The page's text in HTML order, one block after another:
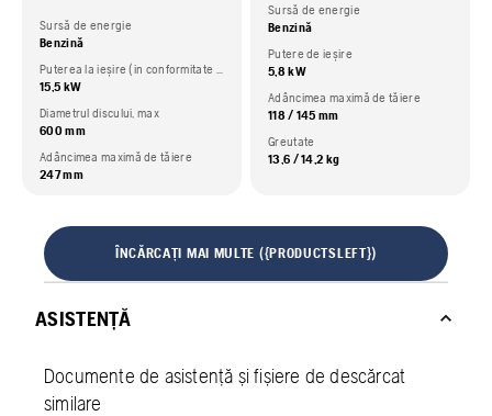
Sursă de energie
Benzină
15,5 kW
Diametrul discului, max
600 mm
Adâncimea maximă de tăiere
247 mm
Sursă de energie
Benzină
Putere de ieșire
5,8 kW
Adâncimea maximă de tăiere
118 / 145 mm
Greutate
13,6 / 14,2 kg
ÎNCĂRCAȚI MAI MULTE ({PRODUCTSLEFT})
ASISTENȚĂ
Documente de asistență și fișiere de descărcat
similare